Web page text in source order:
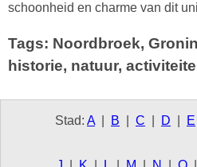
schoonheid en charme van dit
Tags: Noordbroek,
historie, natuur,
Stad: A B C D E